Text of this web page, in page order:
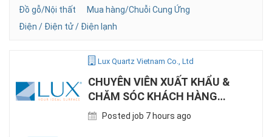
Đồ gỗ/Nội thất
Mua hàng/Chuỗi Cung Ứng
Điện / Điện tử / Điện lạnh
Lux Quartz Vietnam Co., Ltd
CHUYÊN VIÊN XUẤT KHẨU &
CHĂM SÓC KHÁCH HÀNG
(B2B)Posted job 7 hours ago